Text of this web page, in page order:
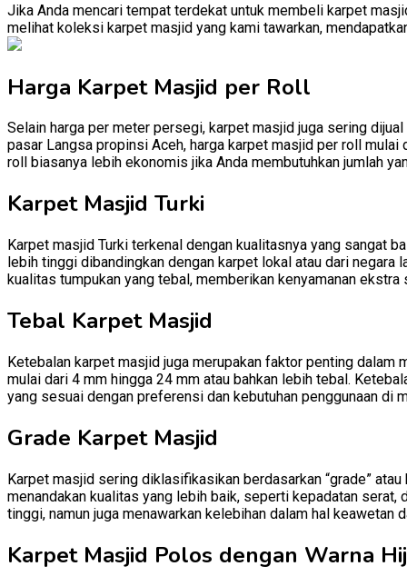
Jika Anda mencari tempat terdekat untuk membeli karpet
melihat koleksi karpet masjid yang kami tawarkan,
Harga Karpet Masjid per Roll
Selain harga per meter persegi, karpet masjid juga sering
pasar Langsa propinsi Aceh, harga karpet masjid per roll
roll biasanya lebih ekonomis jika Anda membutuhkan jumlah
Karpet Masjid Turki
Karpet masjid Turki terkenal dengan kualitasnya yang sangat
lebih tinggi dibandingkan dengan karpet lokal atau dari negara
kualitas tumpukan yang tebal, memberikan kenyamanan
Tebal Karpet Masjid
Ketebalan karpet masjid juga merupakan faktor penting
mulai dari 4 mm hingga 24 mm atau bahkan lebih tebal.
yang sesuai dengan preferensi dan kebutuhan penggunaan di
Grade Karpet Masjid
Karpet masjid sering diklasifikasikan berdasarkan “grade”
menandakan kualitas yang lebih baik, seperti kepadatan
tinggi, namun juga menawarkan kelebihan dalam hal keawetan
Karpet Masjid Polos dengan Warna